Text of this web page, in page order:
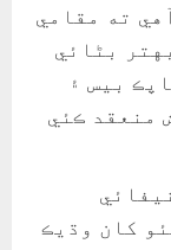
ته مقامي
بڻائي
بيس ۽
منعقد ڪئي
کان وڌيڪ